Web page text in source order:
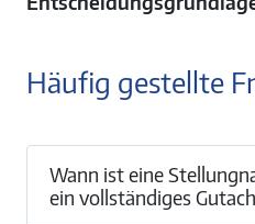
Häufig gestellte
Wann ist eine
ein vollständiges